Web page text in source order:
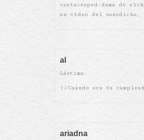
cortacésped-dama de
un video del susodicho,
al
Lástima.
(¿Cuándo era tu
ariadna